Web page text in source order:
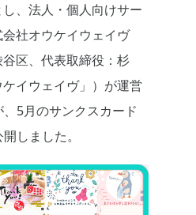
、法人・個人向けサー
社オウケイウェイヴ
谷区、代表取締役：杉
イウェイヴ」）が運営
、5月のサンクスカード
しました。